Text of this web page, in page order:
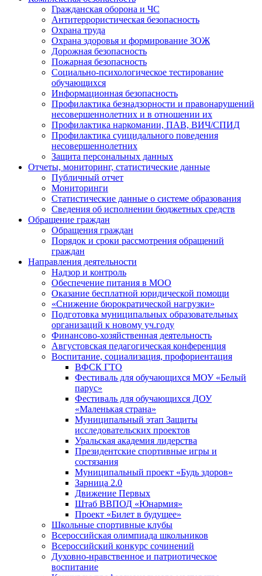
Гражданская оборона и ЧС
Антитеррористическая безопасность
Охрана труда
Охрана здоровья и формирование ЗОЖ
Дорожная безопасность
Пожарная безопасность
Социально-психологическое тестирование
обучающихся
Информационная безопасность
Профилактика безнадзорности и правонарушений
несовершеннолетних и в отношении их
Профилактика наркомании, ПАВ, ВИЧ/СПИД
Профилактика суицидального поведения
несовершеннолетних
Защита персональных данных
Отчеты, мониторинг, статистические данные
Публичный отчет
Мониторинги
Статистические данные о системе образования
Сведения об исполнении бюджетных средств
Обращение граждан
Обращения граждан
Порядок и сроки рассмотрения обращений
граждан
Направления деятельности
Надзор и контроль
Обеспечение питания в МОО
Оказание бесплатной юридической помощи
«Снижение бюрократической нагрузки»
Подготовка муниципальных образовательных
организаций к новому уч.году
Финансово-хозяйственная деятельность
Августовская педагогическая конференция
Воспитание, социализация, профориентация
ВФСК ГТО
Фестиваль для обучающихся МОУ «Белый
парус»
Фестиваль для обучающихся ДОУ
«Маленькая страна»
Муниципальный этап Защиты
исследовательских проектов
Уральская академия лидерства
Президентские спортивные игры и
состязания
Муниципальный проект «Будь здоров»
Зарница 2.0
Движение Первых
Штаб ВВПОД «Юнармия»
Проект «Билет в будущее»
Школьные спортивные клубы
Всероссийская олимпиада школьников
Всероссийский конкурс сочинений
Духовно-нравственное и патриотическое
воспитание